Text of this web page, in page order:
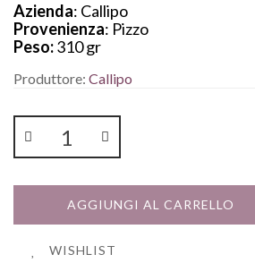
Azienda: Callipo
Provenienza: Pizzo
Peso:310 gr
Produttore: Callipo
AGGIUNGI AL CARRELLO
WISHLIST